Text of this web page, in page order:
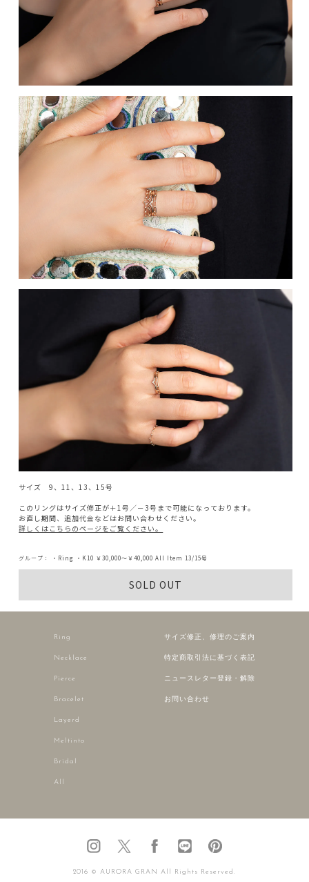
サイズ 9、11、13、15号
このリングはサイズ修正が＋1号／－3号まで可能になっております。
お直し期間、追加代金などはお問い合わせください。
詳しくはこちらのページをご覧ください。
グループ： ・Ring ・K10 ￥30,000～￥40,000 All Item 13/15号
SOLD OUT
Ring
Necklace
Pierce
Bracelet
Layerd
Meltinto
Bridal
All
サイズ修正、修理のご案内
特定商取引法に基づく表記
ニュースレター登録・解除
お問い合わせ
2016 © AURORA GRAN All Rights Reserved.